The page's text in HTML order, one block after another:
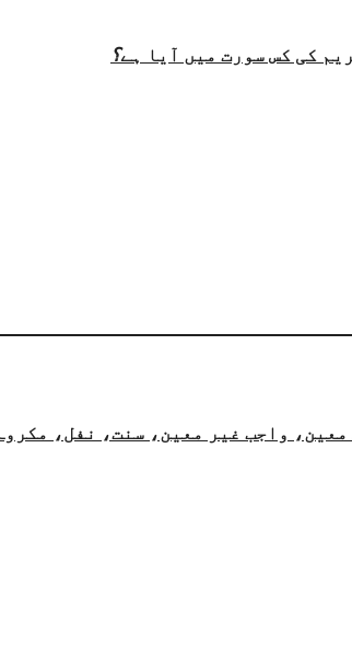
کی کس سورت میں آیا ہے؟
واجب غیر معین، سنت، نفل،